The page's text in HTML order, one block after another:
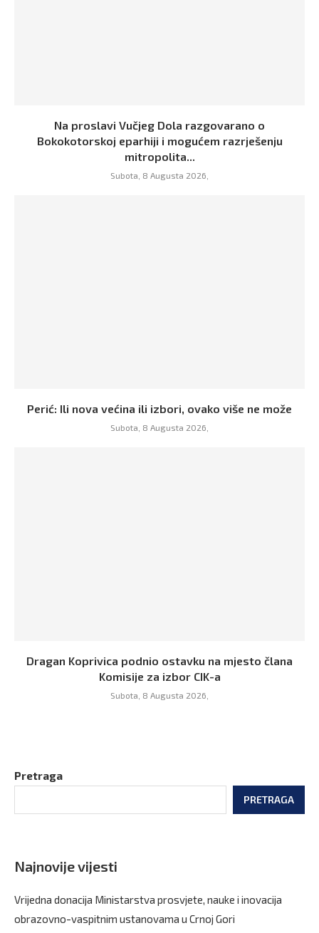
Na proslavi Vučjeg Dola razgovarano o
Bokokotorskoj eparhiji i mogućem razrješenju
mitropolita...
Subota, 8 Augusta 2026,
Perić: Ili nova većina ili izbori, ovako više ne može
Subota, 8 Augusta 2026,
Dragan Koprivica podnio ostavku na mjesto člana
Komisije za izbor CIK-a
Subota, 8 Augusta 2026,
Pretraga
PRETRAGA
Najnovije vijesti
Vrijedna donacija Ministarstva prosvjete, nauke i inovacija
obrazovno-vaspitnim ustanovama u Crnoj Gori